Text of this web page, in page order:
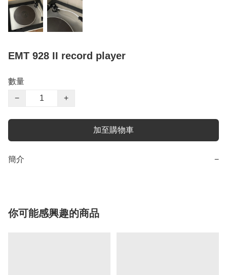
EMT 928 II record player
數量
−
+
加至購物車
簡介 −
你可能感興趣的商品